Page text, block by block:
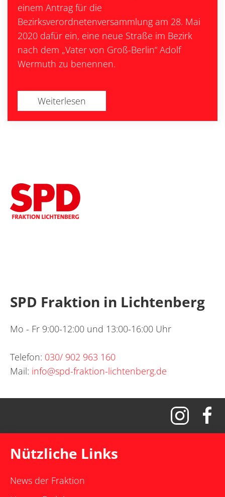
einem Antrag für die
Bezirksverordnetenversammlung am 28. Mai
2020 dafür ein, eine neue Straße im Bezirk
nach dem „Vater von Groß-Berlin“ Adolf
Wermuth zu benennen.
Weiterlesen
SPD Fraktion in Lichtenberg
Mo - Fr 9:00-12:00 und 13:00-16:00 Uhr
Telefon: 030/ 902 963 160
Mail: info@spd-fraktion-lichtenberg.de
Nützliche Links
News der Fraktion